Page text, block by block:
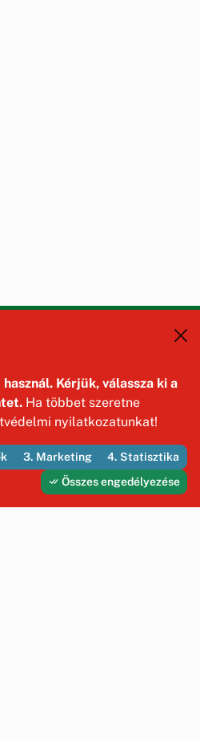
Kérjük, válassza ki a
Ha többet szeretne
nyilatkozatunkat!
3. Marketing
4. Statisztika
Összes engedélyezése